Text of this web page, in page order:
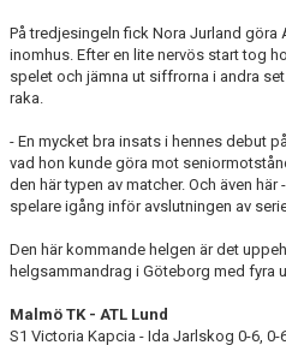
På tredjesingeln fick Nora Jurland
inomhus. Efter en lite nervös start tog
spelet och jämna ut siffrorna i andra
raka.
- En mycket bra insats i hennes debut
vad hon kunde göra mot
den här typen av matcher. Och även
spelare igång inför avslutningen av
Den här kommande helgen är det
helgsammandrag i Göteborg med fyra
Malmö TK - ATL Lund
S1 Victoria Kapcia - Ida Jarlskog 0-6, 0-